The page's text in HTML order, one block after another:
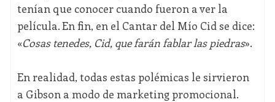
tenían que conocer cuando fueron a ver la
película. En fin, en el Cantar del Mío Cid se dice:
«Cosas tenedes, Cid, que farán fablar las piedras».
En realidad, todas estas polémicas le sirvieron
a Gibson a modo de marketing promocional.